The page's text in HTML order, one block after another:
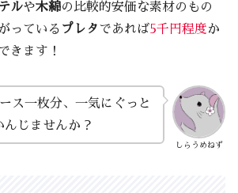
ルや木綿の比較的安価な素材のもの
っている プレタであれば5千円程度か
きます！
しらうめねず
ス一枚分、一気にぐっと
じませんか？